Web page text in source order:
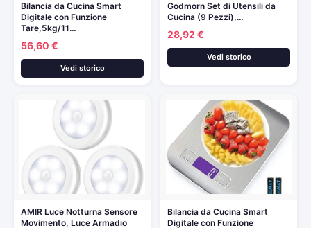
Bilancia da Cucina Smart
Digitale con Funzione
Tare,5kg/11…
56,60 €
Vedi storico
Godmorn Set di Utensili da
Cucina (9 Pezzi),…
28,92 €
Vedi storico
AMIR Luce Notturna Sensore
Movimento, Luce Armadio
Bilancia da Cucina Smart
Digitale con Funzione